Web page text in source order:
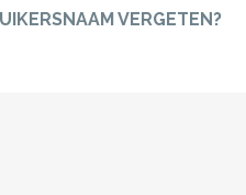
VERGETEN?